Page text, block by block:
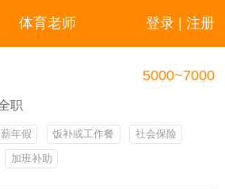
登录 | 注册
体育老师
5000~7000
职
年假 饭补或工作餐 社会保险
加班补助